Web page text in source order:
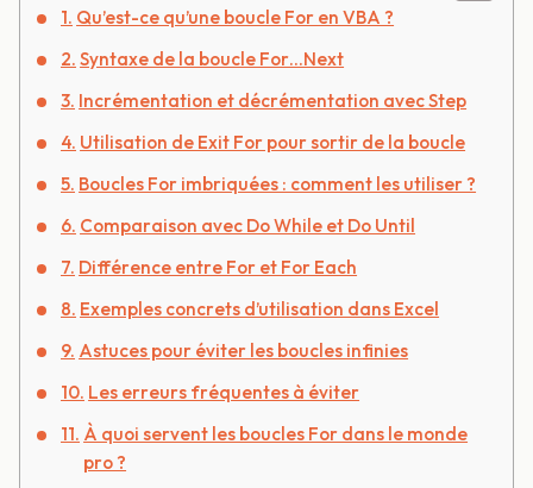
Qu’est-ce qu’une boucle For en VBA ?
Syntaxe de la boucle For…Next
Incrémentation et décrémentation avec Step
Utilisation de Exit For pour sortir de la boucle
Boucles For imbriquées : comment les utiliser ?
Comparaison avec Do While et Do Until
Différence entre For et For Each
Exemples concrets d’utilisation dans Excel
Astuces pour éviter les boucles infinies
Les erreurs fréquentes à éviter
À quoi servent les boucles For dans le monde
pro ?